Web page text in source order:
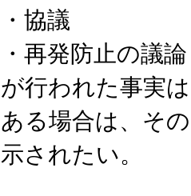
・協議
・再発防止の議論
が行われた事実
ある場合は、そ
示されたい。